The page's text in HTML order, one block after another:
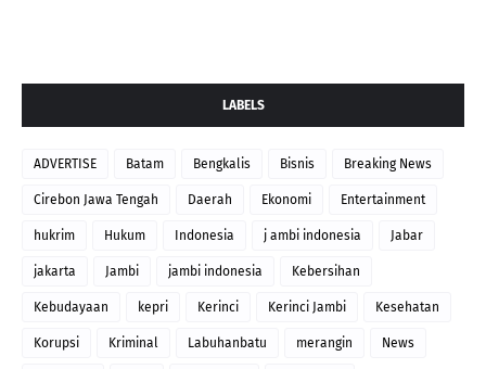
LABELS
ADVERTISE Batam Bengkalis Bisnis Breaking News
Cirebon Jawa Tengah Daerah Ekonomi Entertainment
hukrim Hukum Indonesia j ambi indonesia Jabar
jakarta Jambi jambi indonesia Kebersihan
Kebudayaan kepri Kerinci Kerinci Jambi Kesehatan
Korupsi Kriminal Labuhanbatu merangin News